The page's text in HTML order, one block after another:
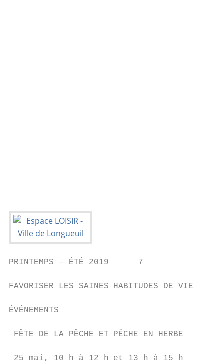
PRINTEMPS – ÉTÉ 2019      7
FAVORISER LES SAINES HABITUDES DE VIE
ÉVÉNEMENTS
FÊTE DE LA PÊCHE ET PÊCHE EN HERBE
25 mai, 10 h à 12 h et 13 h à 15 h